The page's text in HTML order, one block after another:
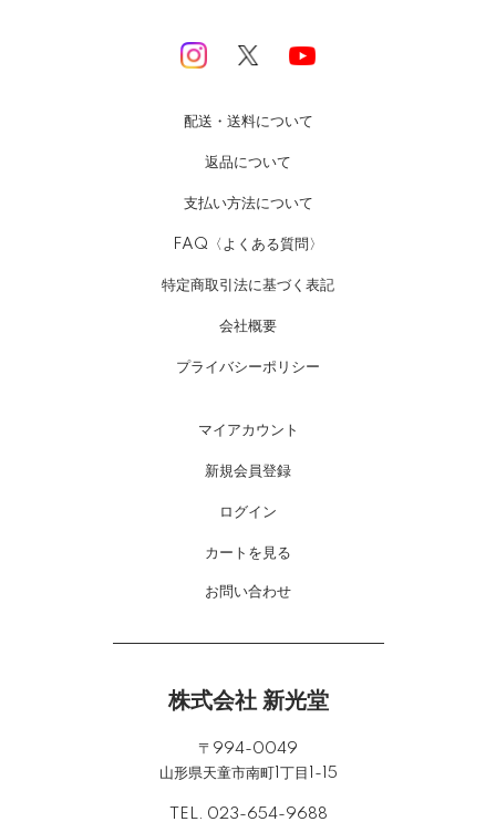
配送・送料について
返品について
支払い方法について
FAQ〈よくある質問〉
特定商取引法に基づく表記
会社概要
プライバシーポリシー
マイアカウント
新規会員登録
ログイン
カートを見る
お問い合わせ
株式会社 新光堂
〒994-0049
山形県天童市南町1丁目1-15
TEL. 023-654-9688